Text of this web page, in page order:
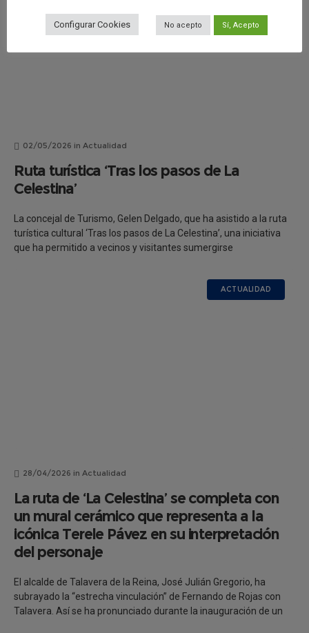
02/05/2026 in Actualidad
Ruta turística ‘Tras los pasos de La
Celestina’
La concejal de Turismo, Gelen Delgado, que ha asistido a la ruta
turística cultural ‘Tras los pasos de La Celestina’, una iniciativa
que ha permitido a vecinos y visitantes sumergirse
ACTUALIDAD
28/04/2026 in Actualidad
La ruta de ‘La Celestina’ se completa con
un mural cerámico que representa a la
icónica Terele Pávez en su interpretación
del personaje
El alcalde de Talavera de la Reina, José Julián Gregorio, ha
subrayado la “estrecha vinculación” de Fernando de Rojas con
Talavera. Así se ha pronunciado durante la inauguración de un
Configurar Cookies No acepto Sí, Acepto